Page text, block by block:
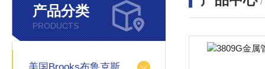
产品分类
PRODUCTS